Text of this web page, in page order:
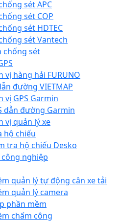
sét APC
sét COP
sét HDTEC
sét Vantech
chống sét
vị hàng hải FURUNO
đường VIETMAP
vị GPS Garmin
dẫn đường Garmin
vị quản lý xe
hộ chiếu
tra hộ chiếu Desko
nghiệp
quản lý tự động cân xe tải
quản lý camera
phần mềm
chấm công